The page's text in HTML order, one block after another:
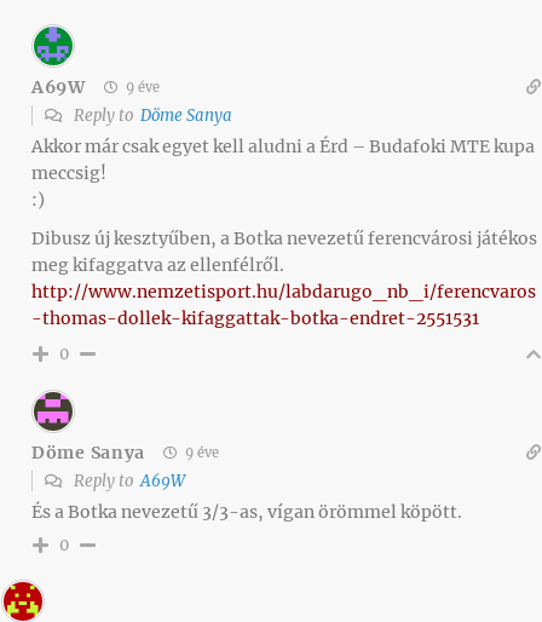
A69W 9 éve
Reply to Döme Sanya
Akkor már csak egyet kell aludni a Érd – Budafoki MTE kupa
meccsig!
:)
Dibusz új kesztyűben, a Botka nevezetű ferencvárosi játékos
meg kifaggatva az ellenfélről.
http://www.nemzetisport.hu/labdarugo_nb_i/ferencvaros
-thomas-dollek-kifaggattak-botka-endret-2551531
0
Döme Sanya 9 éve
Reply toA69W
És a Botka nevezetű 3/3-as, vígan örömmel köpött.
0